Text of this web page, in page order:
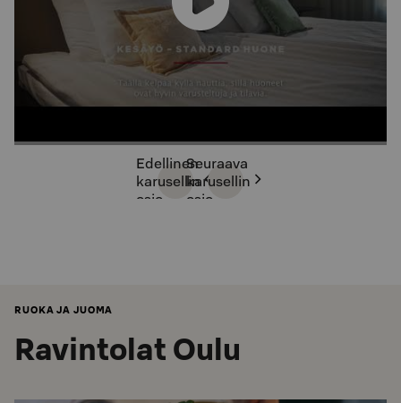
Edellinen
karusellin
osio
Seuraava
karusellin
osio
RUOKA JA JUOMA
Ravintolat Oulu